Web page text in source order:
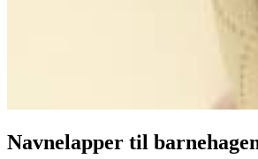
Navnelapper til